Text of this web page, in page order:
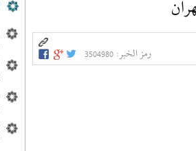
رمز الخبر:3504980